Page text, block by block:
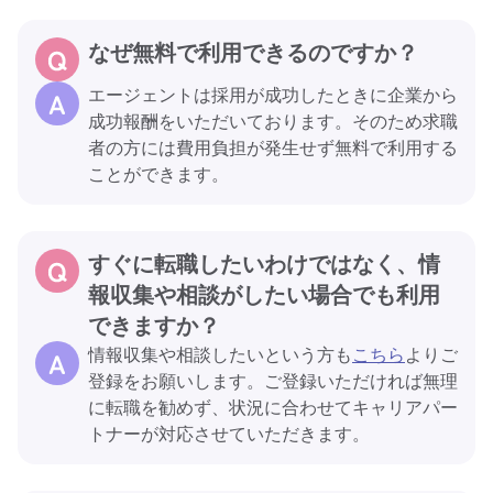
なぜ無料で利用できるのですか？
エージェントは採用が成功したときに企業から
成功報酬をいただいております。そのため求職
者の方には費用負担が発生せず無料で利用する
ことができます。
すぐに転職したいわけではなく、情
報収集や相談がしたい場合でも利用
できますか？
情報収集や相談したいという方もこちらよりご
登録をお願いします。ご登録いただければ無理
に転職を勧めず、状況に合わせてキャリアパー
トナーが対応させていただきます。